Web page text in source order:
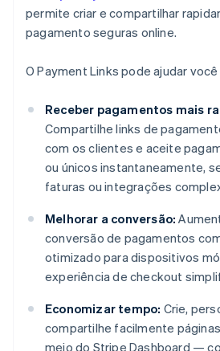
permite criar e compartilhar
pagamento seguras online.
O Payment Links pode ajudar você
Receber pagamentos mais
Compartilhe links de
com os clientes e aceite
ou únicos instantaneamente,
faturas ou integrações
Melhorar a conversão:
conversão de pagamentos
otimizado para dispositivos
experiência de checkout
Economizar tempo: Crie,
compartilhe facilmente
meio do Stripe Dashboard —